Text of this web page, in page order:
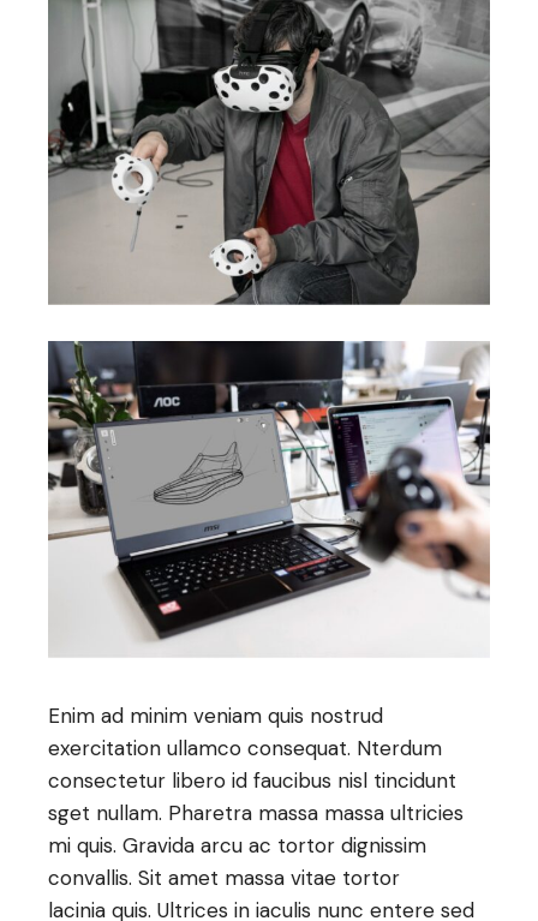
Enim ad minim veniam quis nostrud
exercitation ullamco consequat. Nterdum
consectetur libero id faucibus nisl tincidunt
sget nullam. Pharetra massa massa ultricies
mi quis. Gravida arcu ac tortor dignissim
convallis. Sit amet massa vitae tortor
lacinia quis. Ultrices in iaculis nunc entere sed